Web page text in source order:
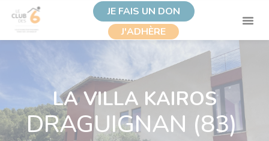
JE FAIS UN DON
J'ADHÈRE
LA VILLA KAIROS
DRAGUIGNAN (83)